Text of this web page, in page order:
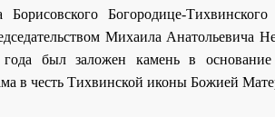
Борисовского Богородице-Тихвинского
Михаила Анатольевича
был заложен камень в основание
в честь Тихвинской иконы Божией